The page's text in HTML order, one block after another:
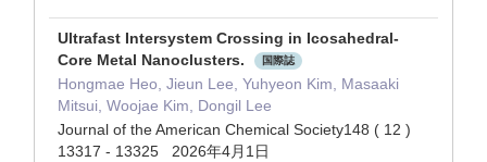
Ultrafast Intersystem Crossing in Icosahedral-
Core Metal Nanoclusters.
国際誌
Hongmae Heo, Jieun Lee, Yuhyeon Kim, Masaaki
Mitsui, Woojae Kim, Dongil Lee
Journal of the American Chemical Society148 ( 12 )
13317 - 13325 2026年4月1日